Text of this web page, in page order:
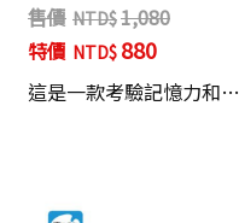
售價
1,080
特價
880
這是一款考驗記憶力和…